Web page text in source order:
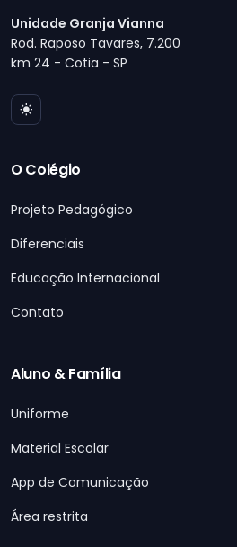
Unidade Granja Vianna
Rod. Raposo Tavares, 7.200
km 24 - Cotia - SP
O Colégio
Projeto Pedagógico
Diferenciais
Educação Internacional
Contato
Aluno & Família
Uniforme
Material Escolar
App de Comunicação
Área restrita